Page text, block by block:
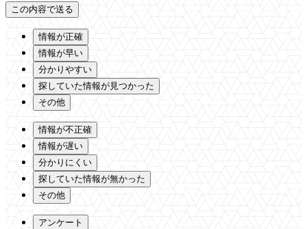
情報が正確
情報が早い
分かりやすい
探していた情報が見つかった
その他
情報が不正確
情報が遅い
分かりにくい
探していた情報が無かった
その他
アンケート